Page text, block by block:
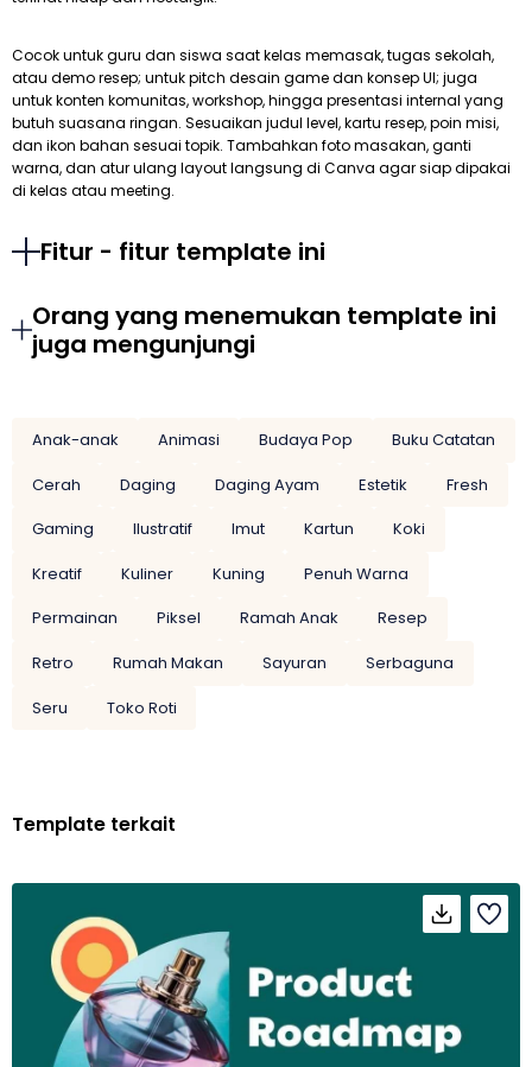
Cocok untuk guru dan siswa saat kelas memasak, tugas sekolah,
atau demo resep; untuk pitch desain game dan konsep UI; juga
untuk konten komunitas, workshop, hingga presentasi internal yang
butuh suasana ringan. Sesuaikan judul level, kartu resep, poin misi,
dan ikon bahan sesuai topik. Tambahkan foto masakan, ganti
warna, dan atur ulang layout langsung di Canva agar siap dipakai
di kelas atau meeting.
Fitur - fitur template ini
Orang yang menemukan template ini
juga mengunjungi
Anak-anak Animasi Budaya Pop
Buku Catatan
Cerah
Daging Daging Ayam Estetik
Fresh
Gaming
Ilustratif Imut Kartun
Koki
Kreatif
Kuliner Kuning
Penuh Warna
Permainan
Piksel Ramah Anak
Resep
Retro
Rumah Makan Sayuran
Serbaguna
Seru
Toko Roti
Template terkait